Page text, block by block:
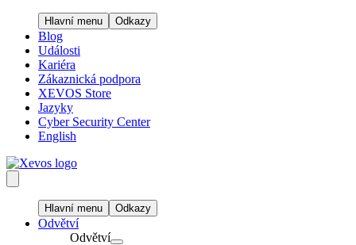
Hlavní menu Odkazy
Blog
Události
Kariéra
Zákaznická podpora
XEVOS Store
Jazyky
Cyber Security Center
English
Hlavní menu Odkazy
Odvětví
Odvětví